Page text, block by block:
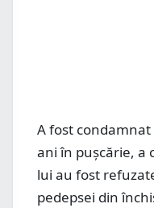
A fost
ani în pușcărie, a
lui au fost
pedepsei din